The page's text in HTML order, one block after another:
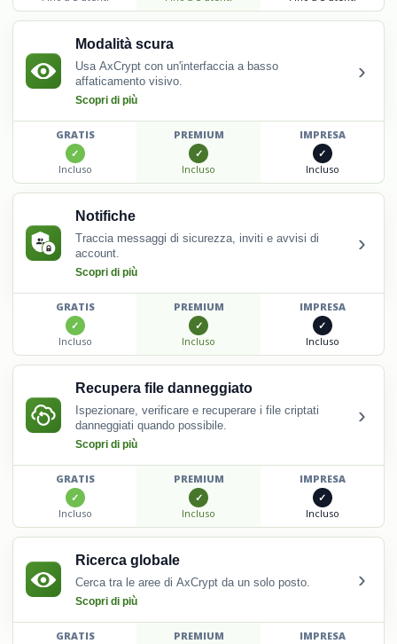
Modalità scura
Usa AxCrypt con un'interfaccia a basso
affaticamento visivo.
Scopri di più
›
GRATIS
Incluso
PREMIUM
Incluso
IMPRESA
Incluso
Notifiche
Traccia messaggi di sicurezza, inviti e avvisi di
account.
Scopri di più
›
GRATIS
Incluso
PREMIUM
Incluso
IMPRESA
Incluso
Recupera file danneggiato
Ispezionare, verificare e recuperare i file criptati
danneggiati quando possibile.
Scopri di più
›
GRATIS
Incluso
PREMIUM
Incluso
IMPRESA
Incluso
Ricerca globale
Cerca tra le aree di AxCrypt da un solo posto.
Scopri di più
›
GRATIS PREMIUM IMPRESA